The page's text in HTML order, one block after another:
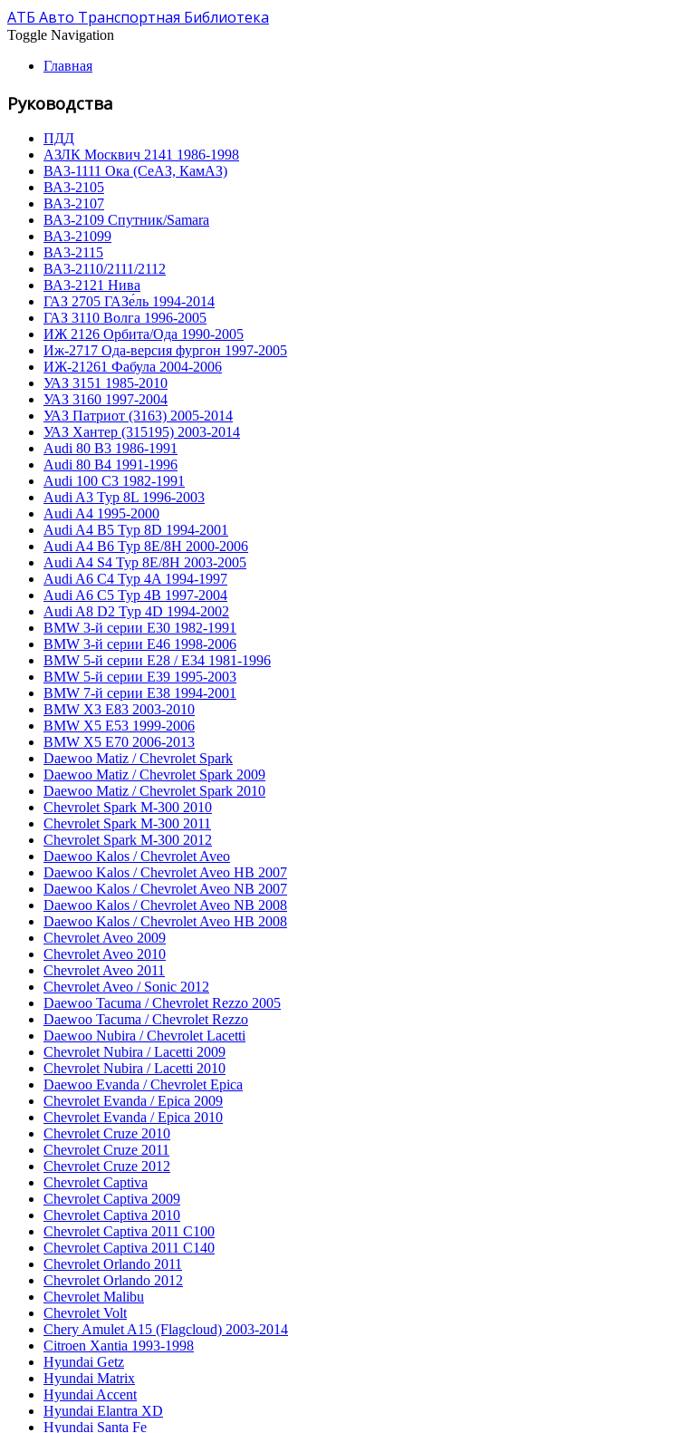
АТБ Авто Транспортная Библиотека
Toggle Navigation
Главная
Руководства
ПДД
АЗЛК Москвич 2141 1986-1998
ВА3-1111 Ока (СеАЗ, КамАЗ)
ВА3-2105
ВА3-2107
ВА3-2109 Спутник/Samara
ВА3-21099
ВА3-2115
ВА3-2110/2111/2112
ВА3-2121 Нива
ГАЗ 2705 ГАЗе́ль 1994-2014
ГАЗ 3110 Волга 1996-2005
ИЖ 2126 Орбита/Ода 1990-2005
Иж-2717 Ода-версия фургон 1997-2005
ИЖ-21261 Фабула 2004-2006
УАЗ 3151 1985-2010
УАЗ 3160 1997-2004
УАЗ Патриот (3163) 2005-2014
УАЗ Хантер (315195) 2003-2014
Audi 80 B3 1986-1991
Audi 80 B4 1991-1996
Audi 100 C3 1982-1991
Audi A3 Typ 8L 1996-2003
Audi A4 1995-2000
Audi A4 B5 Typ 8D 1994-2001
Audi A4 B6 Typ 8E/8H 2000-2006
Audi A4 S4 Typ 8E/8H 2003-2005
Audi A6 C4 Typ 4A 1994-1997
Audi A6 C5 Typ 4B 1997-2004
Audi A8 D2 Typ 4D 1994-2002
BMW 3-й серии E30 1982-1991
BMW 3-й серии E46 1998-2006
BMW 5-й серии E28 / E34 1981-1996
BMW 5-й серии E39 1995-2003
BMW 7-й серии E38 1994-2001
BMW X3 E83 2003-2010
BMW X5 E53 1999-2006
BMW X5 E70 2006-2013
Daewoo Matiz / Chevrolet Spark
Daewoo Matiz / Chevrolet Spark 2009
Daewoo Matiz / Chevrolet Spark 2010
Chevrolet Spark M-300 2010
Chevrolet Spark M-300 2011
Chevrolet Spark M-300 2012
Daewoo Kalos / Chevrolet Aveo
Daewoo Kalos / Chevrolet Aveo HB 2007
Daewoo Kalos / Chevrolet Aveo NB 2007
Daewoo Kalos / Chevrolet Aveo NB 2008
Daewoo Kalos / Chevrolet Aveo HB 2008
Chevrolet Aveo 2009
Chevrolet Aveo 2010
Chevrolet Aveo 2011
Chevrolet Aveo / Sonic 2012
Daewoo Tacuma / Chevrolet Rezzo 2005
Daewoo Tacuma / Chevrolet Rezzo
Daewoo Nubira / Chevrolet Lacetti
Chevrolet Nubira / Lacetti 2009
Chevrolet Nubira / Lacetti 2010
Daewoo Evanda / Chevrolet Epica
Chevrolet Evanda / Epica 2009
Chevrolet Evanda / Epica 2010
Chevrolet Cruze 2010
Chevrolet Cruze 2011
Chevrolet Cruze 2012
Chevrolet Captiva
Chevrolet Captiva 2009
Chevrolet Captiva 2010
Chevrolet Captiva 2011 C100
Chevrolet Captiva 2011 C140
Chevrolet Orlando 2011
Chevrolet Orlando 2012
Chevrolet Malibu
Chevrolet Volt
Chery Amulet A15 (Flagcloud) 2003-2014
Citroen Xantia 1993-1998
Hyundai Getz
Hyundai Matrix
Hyundai Accent
Hyundai Elantra XD
Hyundai Santa Fe